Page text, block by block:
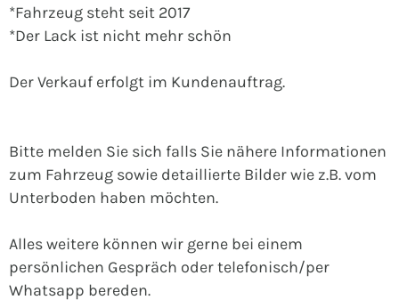
*Fahrzeug steht seit 2017
*Der Lack ist nicht mehr schön
Der Verkauf erfolgt im Kundenauftrag.
Bitte melden Sie sich falls Sie nähere Informationen
zum Fahrzeug sowie detaillierte Bilder wie z.B. vom
Unterboden haben möchten.
Alles weitere können wir gerne bei einem
persönlichen Gespräch oder telefonisch/per
Whatsapp bereden.